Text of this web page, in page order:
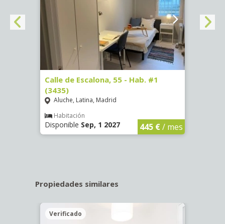
Calle de Escalona, 55 - Hab. #1
(3435)
Aluche, Latina, Madrid
Habitación
Disponible Sep, 1 2027 445 €/ mes
Propiedades similares
Verificado